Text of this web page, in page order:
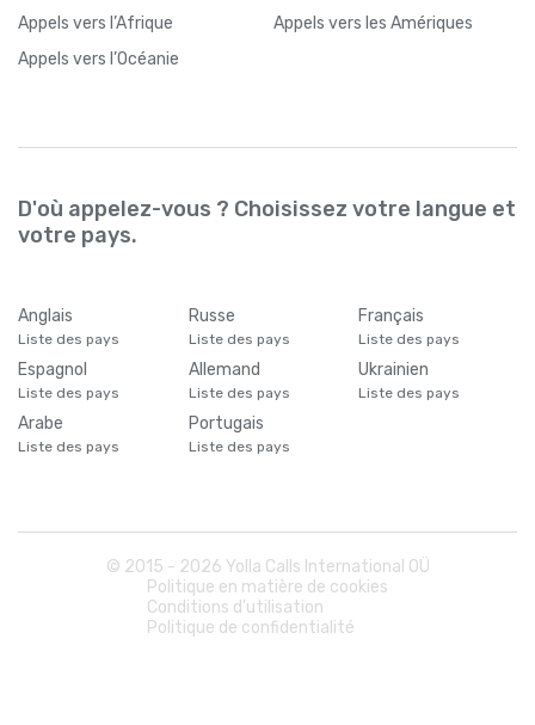
Appels vers l’Afrique Appels vers les Amériques
Appels vers l’Océanie
D'où appelez-vous ? Choisissez votre langue et
votre pays.
Anglais
Liste des pays
Russe
Liste des pays
Français
Liste des pays
Espagnol
Liste des pays
Allemand
Liste des pays
Ukrainien
Liste des pays
Arabe
Liste des pays
Portugais
Liste des pays
© 2015 - 2026 Yolla Calls International OÜ
Politique en matière de cookies
Conditions d'utilisation
Politique de confidentialité